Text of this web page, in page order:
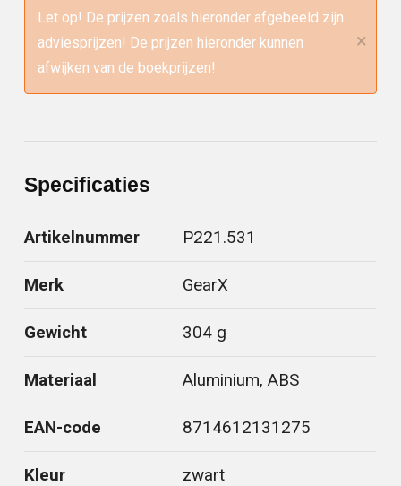
Let op! De prijzen zoals hieronder afgebeeld zijn
adviesprijzen! De prijzen hieronder kunnen
afwijken van de boekprijzen!
×
Specificaties
Artikelnummer P221.531
Merk GearX
Gewicht 304 g
Materiaal Aluminium, ABS
EAN-code 8714612131275
Kleur zwart